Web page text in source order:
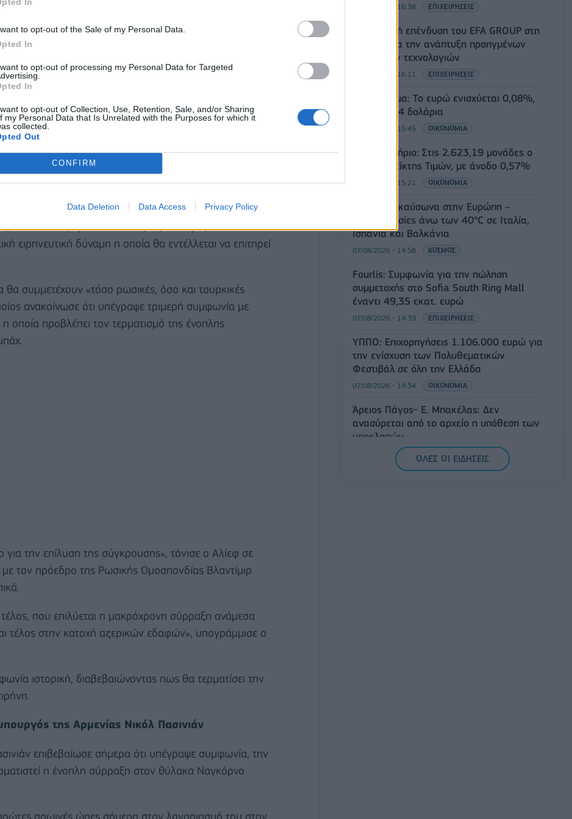
to opt-out of the Sale of my Personal Data.
In
to opt-out of processing my Personal Data for Targeted
In
to opt-out of Collection, Use, Retention, Sale, and/or Sharing
my Personal Data that Is Unrelated with the Purposes for which it
collected.
Out
CONFIRM
Data Deletion Data Access Privacy Policy
Ιλχάμ Αλίεφ
δήλωσε σήμερα ότι στο Ναγκόρνο Καραμπάχ δεν θα
ειρηνευτική δύναμη η οποία θα εντέλλεται να επιτηρεί
θα συμμετέχουν «τόσο ρωσικές, όσο και τουρκικές
ανακοίνωσε ότι υπέγραψε τριμερή συμφωνία με
οποία προβλέπει τον τερματισμό της ένοπλης
την επίλυση της σύγκρουσης», τόνισε ο Αλίεφ σε
τον πρόεδρο της Ρωσικής Ομοσπονδίας Βλαντίμιρ
που επιλύεται η μακρόχρονη σύρραξη ανάμεσα
τέλος στην κατοχή αζερικών εδαφών», υπογράμμισε ο
ιστορική, διαβεβαιώνοντας πως θα τερματίσει την
της Αρμενίας Νικόλ Πασινιάν
επιβεβαίωσε σήμερα ότι υπέγραψε συμφωνία, την
η ένοπλη σύρραξη στον θύλακα Ναγκόρνο
πρωινές ώρες σήμερα στον λογαριασμό του στον
07/08/2026 - 16:38 ΕΠΙΧΕΙΡΗΣΕΙΣ
Στρατηγική επένδυση του EFA GROUP στη
Fractal για την ανάπτυξη προηγμένων
αμυντικών τεχνολογιών
07/08/2026 - 16:11 ΕΠΙΧΕΙΡΗΣΕΙΣ
Συνάλλαγμα: Το ευρώ ενισχύεται 0,08%,
στα 1,1534 δολάρια
07/08/2026 - 15:45 ΟΙΚΟΝΟΜΙΑ
Χρηματιστήριο: Στις 2.623,19 μονάδες ο
Γενικός Δείκτης Τιμών, με άνοδο 0,57%
07/08/2026 - 15:21 ΟΙΚΟΝΟΜΙΑ
Νέο κύμα καύσωνα στην Ευρώπη –
Θερμοκρασίες άνω των 40°C σε Ιταλία,
Ισπανία και Βαλκάνια
07/08/2026 - 14:58 ΚΟΣΜΟΣ
Fourlis: Συμφωνία για την πώληση
συμμετοχής στο Sofia South Ring Mall
έναντι 49,35 εκατ. ευρώ
07/08/2026 - 14:39 ΕΠΙΧΕΙΡΗΣΕΙΣ
ΥΠΠΟ: Επιχορηγήσεις 1.106.000 ευρώ για
την ενίσχυση των Πολυθεματικών
Φεστιβάλ σε όλη την Ελλάδα
07/08/2026 - 14:34 ΟΙΚΟΝΟΜΙΑ
Άρειος Πάγος- Ε. Μπακέλας: Δεν
ανασύρεται από το αρχείο η υπόθεση των
υποκλοπών
07/08/2026 - 14:11
ΟΛΕΣ ΟΙ ΕΙΔΗΣΕΙΣ